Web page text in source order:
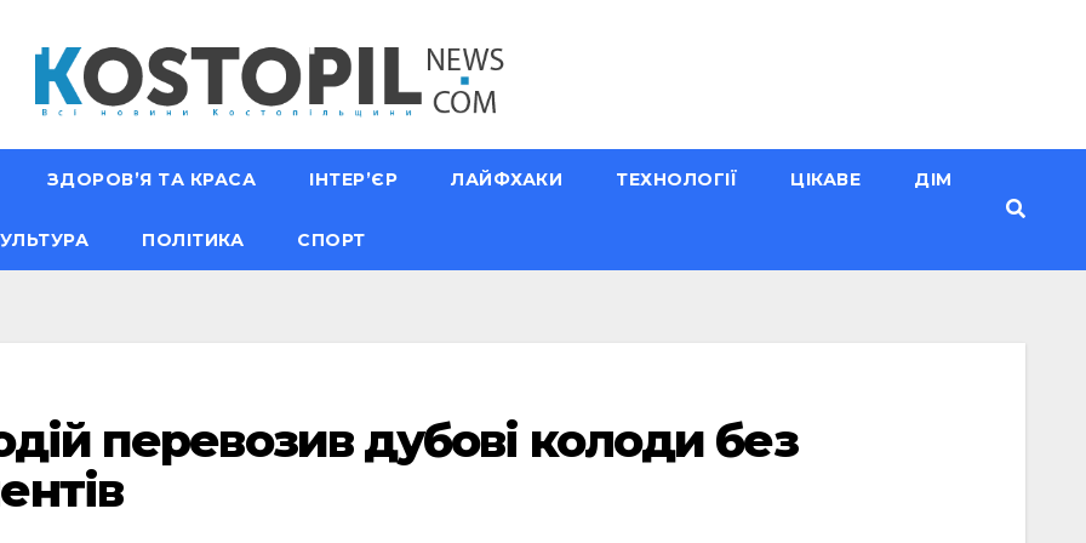
ЗДОРОВ’Я ТА КРАСА ІНТЕР’ЄР ЛАЙФХАКИ ТЕХНОЛОГІЇ ЦІКАВЕ ДІМ
ПОЛІТИКА СПОРТ
перевозив дубові колоди без